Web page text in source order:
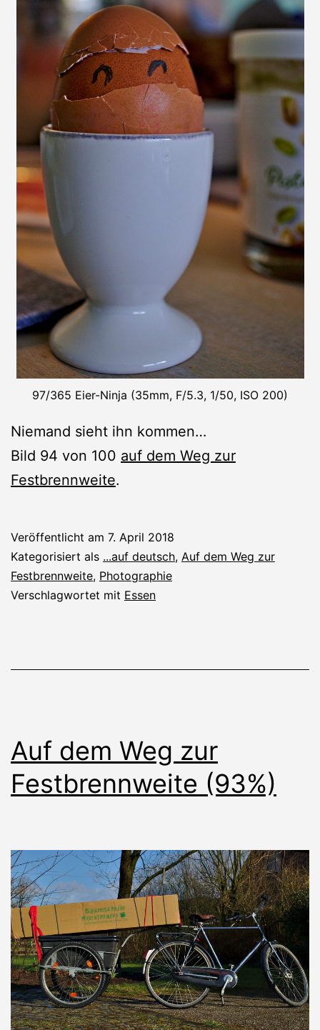
97/365 Eier-Ninja (35mm, F/5.3, 1/50, ISO 200)
Niemand sieht ihn kommen…
Bild 94 von 100 auf dem Weg zur
Festbrennweite.
Veröffentlicht am 7. April 2018
Kategorisiert als ...auf deutsch, Auf dem Weg zur
Festbrennweite, Photographie
Verschlagwortet mit Essen
Auf dem Weg zur
Festbrennweite (93%)